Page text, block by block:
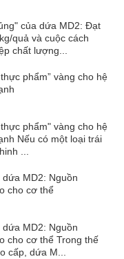
của dứa MD2: Đạt
quả và cuộc cách
chất lượng...
phẩm” vàng cho hệ
phẩm" vàng cho hệ
Nếu có một loại trái
...
MD2: Nguồn
cho cơ thể
MD2: Nguồn
cho cơ thể Trong thế
cấp, dứa M...